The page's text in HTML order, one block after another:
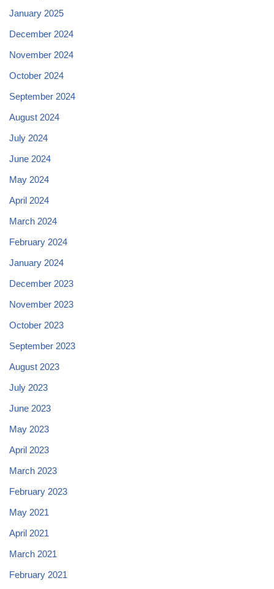
January 2025
December 2024
November 2024
October 2024
September 2024
August 2024
July 2024
June 2024
May 2024
April 2024
March 2024
February 2024
January 2024
December 2023
November 2023
October 2023
September 2023
August 2023
July 2023
June 2023
May 2023
April 2023
March 2023
February 2023
May 2021
April 2021
March 2021
February 2021